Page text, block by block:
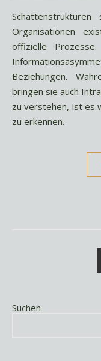
Schattenstrukturen sind informelle Netzwerke, die in
Organisationen
offizielle
Beziehungen.
bringen sie auch
zu verstehen, ist es
zu erkennen.
Suchen